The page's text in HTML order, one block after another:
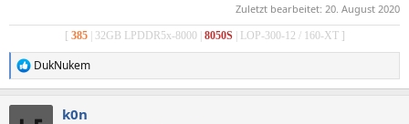
Zuletzt bearbeitet: 20. August 2020
[ 385 | 32GB LPDDR5x-8000 | 8050S | LOP-300-12 / 160-XT ]
R
e
DukNukem
k0n